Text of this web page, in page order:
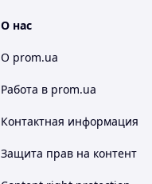
О нас
О prom.ua
Работа в prom.ua
Контактная информация
Защита прав на контент